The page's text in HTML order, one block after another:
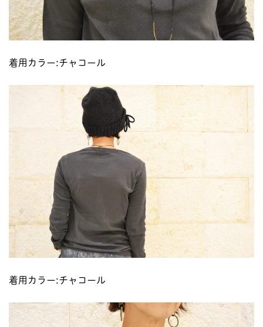
着用カラー:チャコール
着用カラー:チャコール